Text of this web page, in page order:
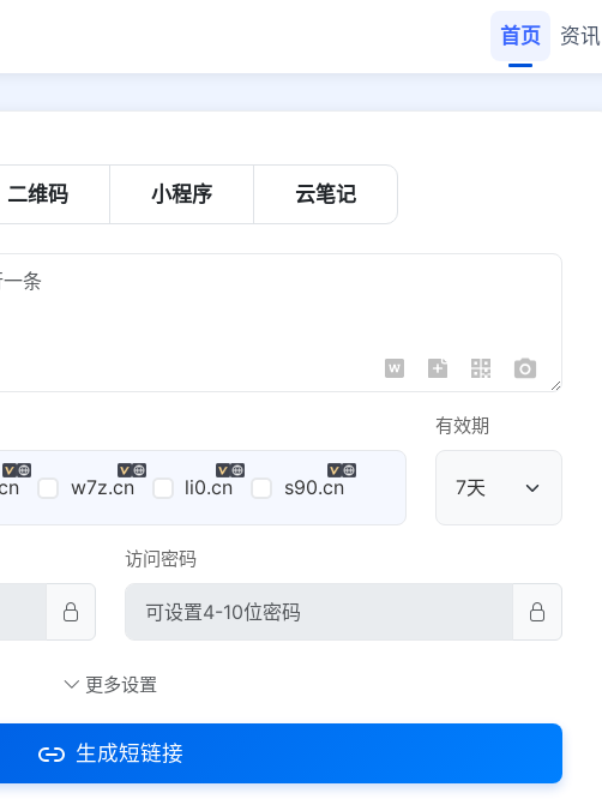
首页 资讯
二维码 小程序 云笔记
w7z.cn li0.cn s90.cn 公共域名
有效期
访问密码
平台设置
iOS Android PC 其他
更多设置
生成短链接